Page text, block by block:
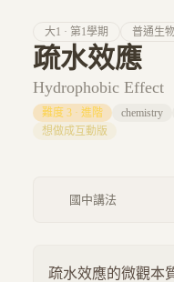
大1 · 第1學期 普通生
疏水效應
Hydrophobic Effect
難度 3 · 進階 chemistry
想做成互動版
國中講法
疏水效應的微觀本